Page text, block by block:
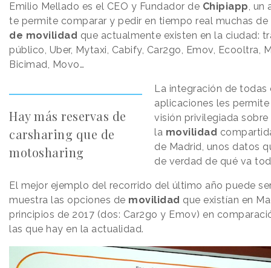
Emilio Mellado es el CEO y Fundador de Chipiapp, un
te permite comparar y pedir en tiempo real muchas
de movilidad que actualmente existen en la ciudad:
público, Uber, Mytaxi, Cabify, Car2go, Emov, Ecooltra,
Bicimad, Movo…
Hay más reservas de
carsharing que de
motosharing
La integración de todas
aplicaciones les
visión privilegiada
la movilidad
de Madrid, unos datos
de verdad de qué va
El mejor ejemplo del recorrido del último año puede
muestra las opciones de movilidad que existían en
principios de 2017 (dos: Car2go y Emov) en
las que hay en la actualidad.